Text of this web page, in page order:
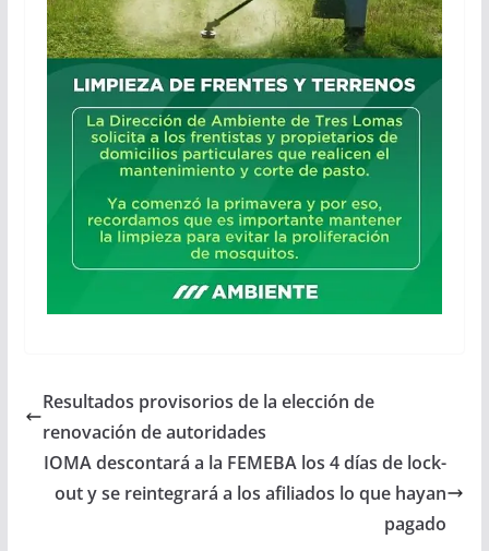
Resultados provisorios de la elección de
renovación de autoridades
IOMA descontará a la FEMEBA los 4 días de lock-
out y se reintegrará a los afiliados lo que hayan
pagado